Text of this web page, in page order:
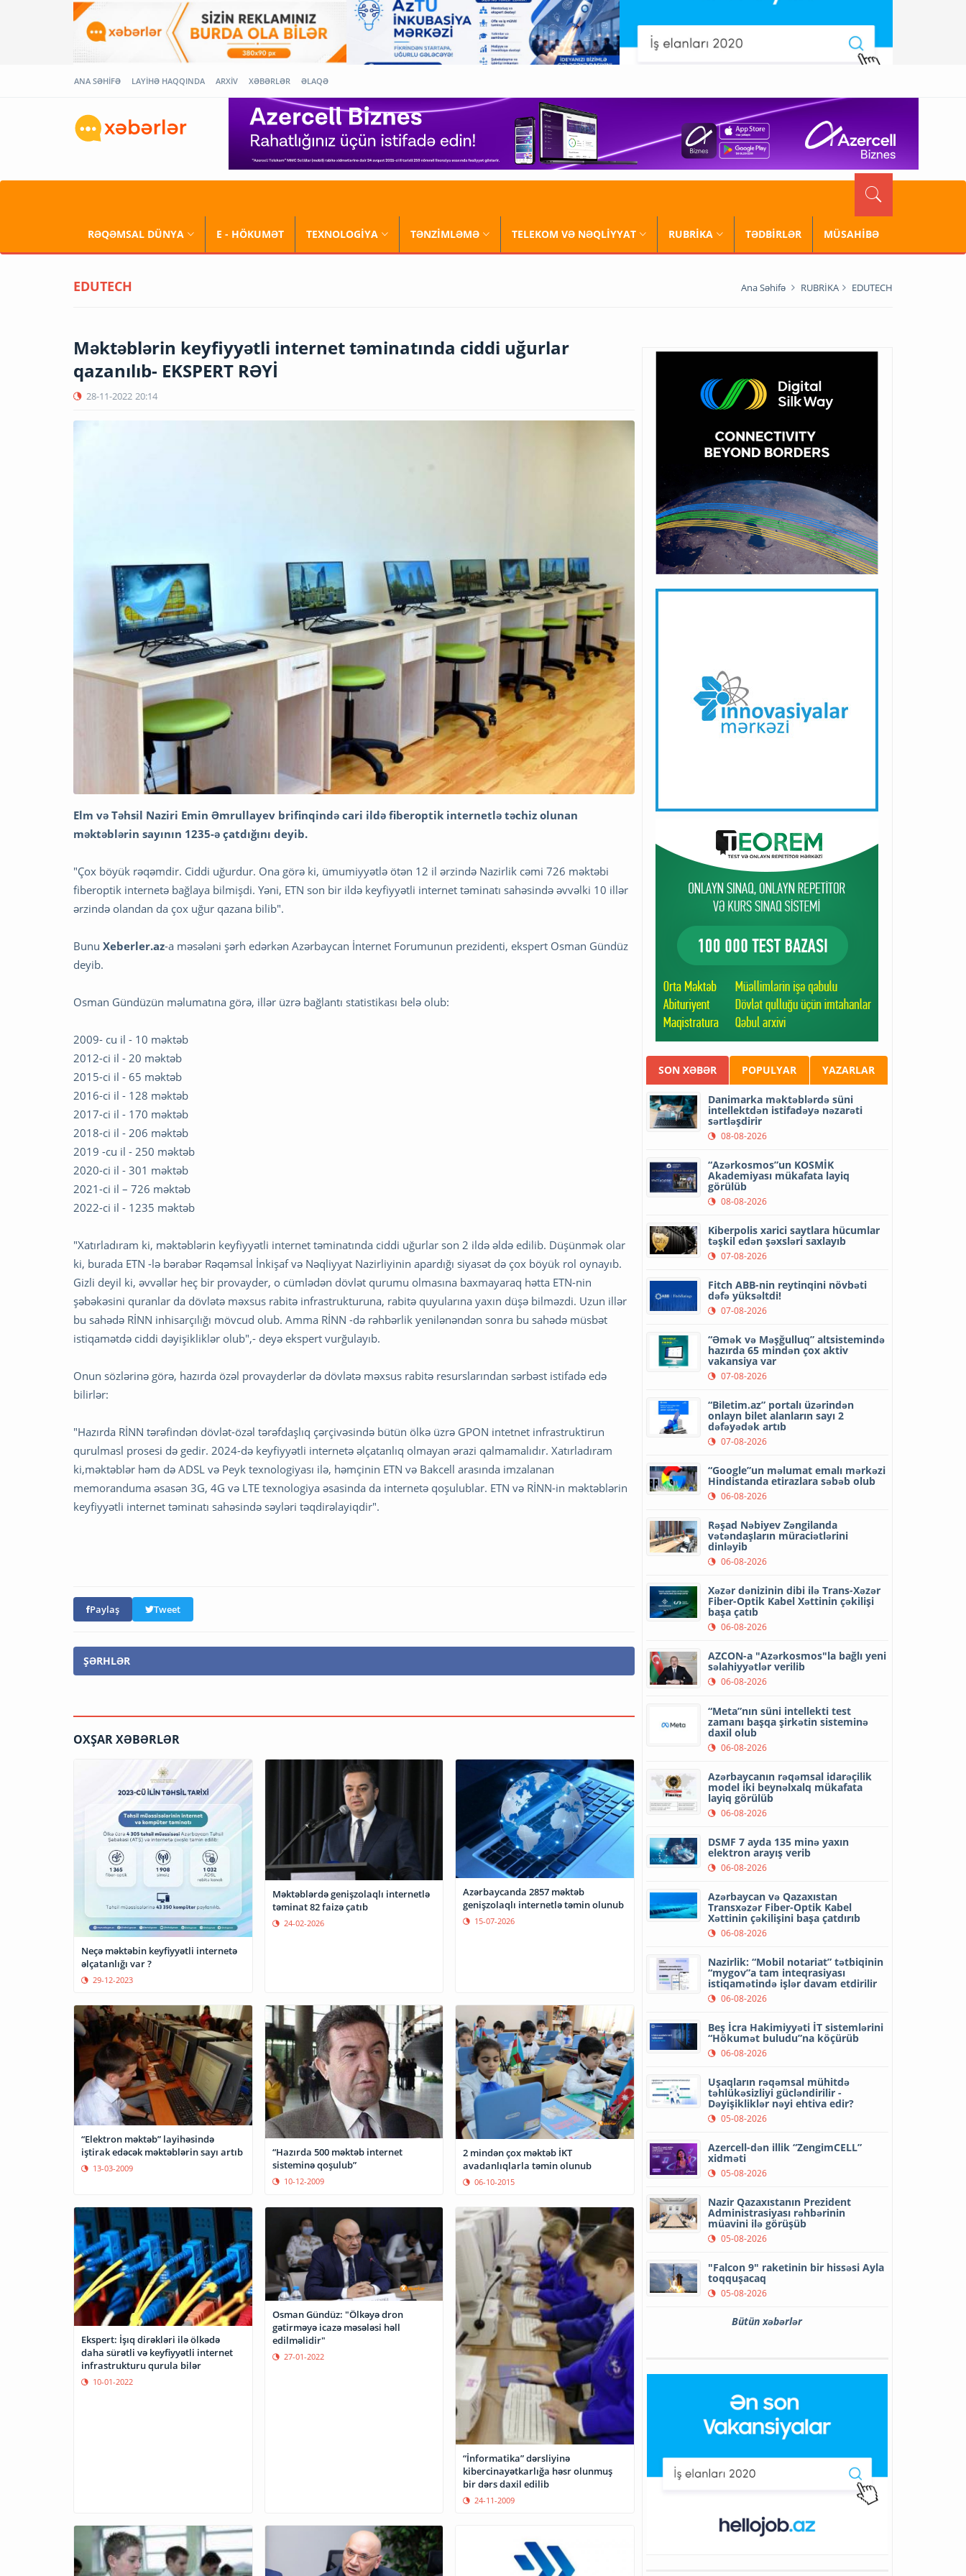
ANA SƏHİFƏ LAYİHƏ HAQQINDA ARXİV XƏBƏRLƏR ƏLAQƏ
RƏQƏMSAL DÜNYA E - HÖKUMƏT TEXNOLOGİYA TƏNZİMLƏMƏ TELEKOM VƏ NƏQLİYYAT RUBRİKA TƏDBİRLƏR MÜSAHİBƏ
EDUTECH Ana Səhifə RUBRİKA EDUTECH
Məktəblərin keyfiyyətli internet təminatında ciddi uğurlar
qazanılıb- EKSPERT RƏYİ
28-11-2022 20:14
Elm və Təhsil Naziri Emin Əmrullayev brifinqində cari ildə fiberoptik internetlə təchiz olunan
məktəblərin sayının 1235-ə çatdığını deyib.
"Çox böyük rəqəmdir. Ciddi uğurdur. Ona görə ki, ümumiyyətlə ötən 12 il ərzində Nazirlik cəmi 726 məktəbi
fiberoptik internetə bağlaya bilmişdi. Yəni, ETN son bir ildə keyfiyyətli internet təminatı sahəsində əvvəlki 10 illər
ərzində olandan da çox uğur qazana bilib".
Bunu Xeberler.az-a məsələni şərh edərkən Azərbaycan İnternet Forumunun prezidenti, ekspert Osman Gündüz
deyib.
Osman Gündüzün məlumatına görə, illər üzrə bağlantı statistikası belə olub:
2009- cu il - 10 məktəb
2012-ci il - 20 məktəb
2015-ci il - 65 məktəb
2016-ci il - 128 məktəb
2017-ci il - 170 məktəb
2018-ci il - 206 məktəb
2019 -cu il - 250 məktəb
2020-ci il - 301 məktəb
2021-ci il – 726 məktəb
2022-ci il - 1235 məktəb
"Xatırladıram ki, məktəblərin keyfiyyətli internet təminatında ciddi uğurlar son 2 ildə əldə edilib. Düşünmək olar
ki, burada ETN -lə bərabər Rəqəmsal İnkişaf və Nəqliyyat Nazirliyinin apardığı siyasət də çox böyük rol oynayıb.
Gizli deyil ki, əvvəllər heç bir provayder, o cümlədən dövlət qurumu olmasına baxmayaraq hətta ETN-nin
şəbəkəsini quranlar da dövlətə məxsus rabitə infrastrukturuna, rabitə quyularına yaxın düşə bilməzdi. Uzun illər
bu sahədə RİNN inhisarçılığı mövcud olub. Amma RİNN -də rəhbərlik yenilənəndən sonra bu sahədə müsbət
istiqamətdə ciddi dəyişikliklər olub",- deyə ekspert vurğulayıb.
Onun sözlərinə görə, hazırda özəl provayderlər də dövlətə məxsus rabitə resurslarından sərbəst istifadə edə
bilirlər:
"Hazırda RİNN tərəfindən dövlət-özəl tərəfdaşlıq çərçivəsində bütün ölkə üzrə GPON intetnet infrastruktirun
qurulmasl prosesi də gedir. 2024-də keyfiyyətli internetə əlçatanlıq olmayan ərazi qalmamalıdır. Xatırladıram
ki,məktəblər həm də ADSL və Peyk texnologiyası ilə, həmçinin ETN və Bakcell arasında imzalanan
memoranduma əsasən 3G, 4G və LTE texnologiya əsasinda da internetə qoşulublar. ETN və RİNN-in məktəblərin
keyfiyyətli internet təminatı sahəsində səyləri təqdirəlayiqdir".
Paylaş Tweet
ŞƏRHLƏR
OXŞAR XƏBƏRLƏR
Neçə məktəbin keyfiyyətli internetə
əlçatanlığı var ?
29-12-2023
Məktəblərdə genişzolaqlı internetlə
təminat 82 faizə çatıb
24-02-2026
Azərbaycanda 2857 məktəb
genişzolaqlı internetlə təmin olunub
15-07-2026
“Elektron məktəb” layihəsində
iştirak edəcək məktəblərin sayı artıb
13-03-2009
“Hazırda 500 məktəb internet
sisteminə qoşulub”
10-12-2009
2 mindən çox məktəb İKT
avadanlıqlarla təmin olunub
06-10-2015
Ekspert: İşıq dirəkləri ilə ölkədə
daha sürətli və keyfiyyətli internet
infrastrukturu qurula bilər
10-01-2022
Osman Gündüz: "Ölkəyə dron
gətirməyə icazə məsələsi həll
edilməlidir"
27-01-2022
“İnformatika” dərsliyinə
kibercinayətkarlığa həsr olunmuş
bir dərs daxil edilib
24-11-2009
SON XƏBƏR POPULYAR YAZARLAR
Danimarka məktəblərdə süni
intellektdən istifadəyə nəzarəti
sərtləşdirir
08-08-2026
“Azərkosmos”un KOSMİK
Akademiyası mükafata layiq
görülüb
08-08-2026
Kiberpolis xarici saytlara hücumlar
təşkil edən şəxsləri saxlayıb
07-08-2026
Fitch ABB-nin reytinqini növbəti
dəfə yüksəltdi!
07-08-2026
“Əmək və Məşğulluq” altsistemində
hazırda 65 mindən çox aktiv
vakansiya var
07-08-2026
“Biletim.az” portalı üzərindən
onlayn bilet alanların sayı 2
dəfəyədək artıb
07-08-2026
“Google”un məlumat emalı mərkəzi
Hindistanda etirazlara səbəb olub
06-08-2026
Rəşad Nəbiyev Zəngilanda
vətəndaşların müraciətlərini
dinləyib
06-08-2026
Xəzər dənizinin dibi ilə Trans-Xəzər
Fiber-Optik Kabel Xəttinin çəkilişi
başa çatıb
06-08-2026
AZCON-a "Azərkosmos"la bağlı yeni
səlahiyyətlər verilib
06-08-2026
“Meta”nın süni intellekti test
zamanı başqa şirkətin sisteminə
daxil olub
06-08-2026
Azərbaycanın rəqəmsal idarəçilik
model iki beynəlxalq mükafata
layiq görülüb
06-08-2026
DSMF 7 ayda 135 minə yaxın
elektron arayış verib
06-08-2026
Azərbaycan və Qazaxıstan
Transxəzər Fiber-Optik Kabel
Xəttinin çəkilişini başa çatdırıb
06-08-2026
Nazirlik: “Mobil notariat” tətbiqinin
“mygov”a tam inteqrasiyası
istiqamətində işlər davam etdirilir
06-08-2026
Beş İcra Hakimiyyəti İT sistemlərini
“Hökumət buludu”na köçürüb
06-08-2026
Uşaqların rəqəmsal mühitdə
təhlükəsizliyi gücləndirilir -
Dəyişikliklər nəyi ehtiva edir?
05-08-2026
Azercell-dən illik “ZengimCELL”
xidməti
05-08-2026
Nazir Qazaxıstanın Prezident
Administrasiyası rəhbərinin
müavini ilə görüşüb
05-08-2026
"Falcon 9" raketinin bir hissəsi Ayla
toqquşacaq
05-08-2026
Bütün xəbərlər